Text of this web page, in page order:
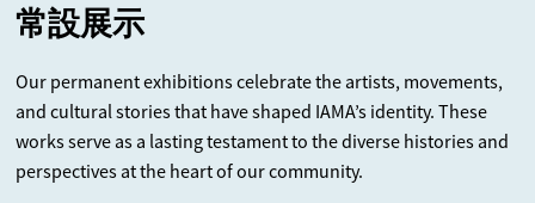
常設展示
Our permanent exhibitions celebrate the artists, movements,
and cultural stories that have shaped IAMA’s identity. These
works serve as a lasting testament to the diverse histories and
perspectives at the heart of our community.